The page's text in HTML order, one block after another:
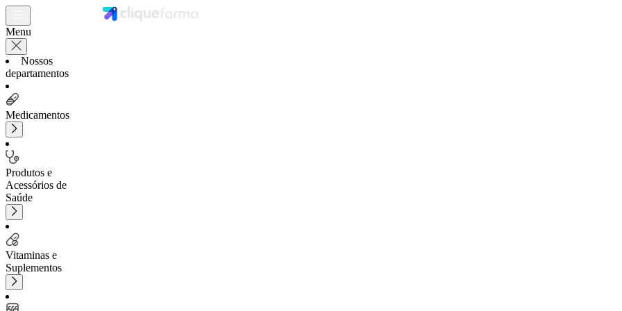
Menu
Nossos
departamentos
Medicamentos
Produtos e
Acessórios de
Saúde
Vitaminas e
Suplementos